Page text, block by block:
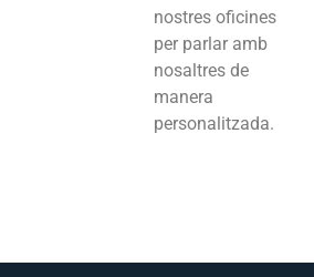
nostres oficines
per parlar amb
nosaltres de
manera
personalitzada.